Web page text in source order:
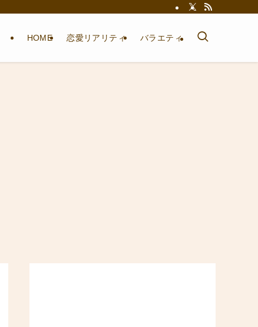
HOME 恋愛リアリティ バラエティ